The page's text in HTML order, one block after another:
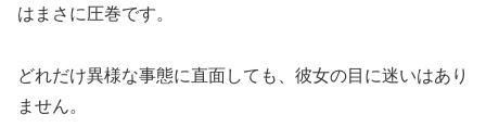
はまさに圧巻です。
どれだけ異様な事態に直面しても、彼女の目に迷いはあり
ません。